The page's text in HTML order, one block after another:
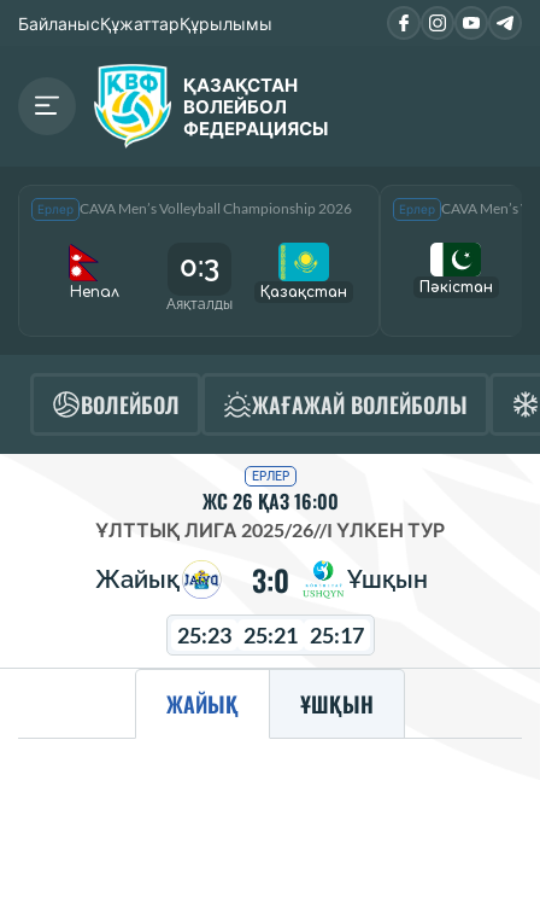
БайланысҚұжаттарҚұрылымы
ҚАЗАҚСТАН
ВОЛЕЙБОЛ
ФЕДЕРАЦИЯСЫ
Ерлер CAVA Men’s Volleyball Championship 2026
Непал
0:3
Аяқталды
Қазақcтан
Ерлер CAVA Men’s
Пәкістан
ВОЛЕЙБОЛ ЖАҒАЖАЙ ВОЛЕЙБОЛЫ
ЕРЛЕР
ЖС 26 ҚАЗ 16:00
ҰЛТТЫҚ ЛИГА 2025/26//I ҮЛКЕН ТУР
Жайық 3:0 Ұшқын
25:23 25:21 25:17
ЖАЙЫҚ ҰШҚЫН